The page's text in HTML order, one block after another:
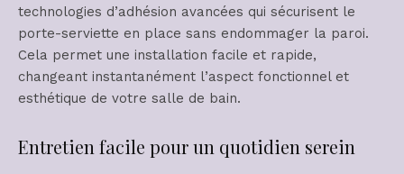
technologies d’adhésion avancées qui sécurisent le
porte-serviette en place sans endommager la paroi.
Cela permet une installation facile et rapide,
changeant instantanément l’aspect fonctionnel et
esthétique de votre salle de bain.
Entretien facile pour un quotidien serein